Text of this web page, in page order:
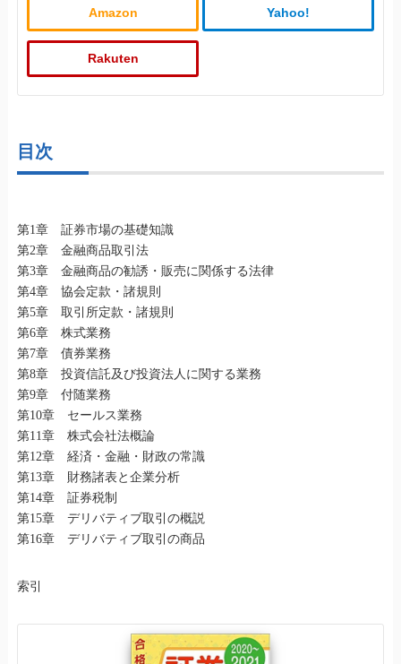
Amazon Yahoo!
Rakuten
目次
第1章 証券市場の基礎知識
第2章 金融商品取引法
第3章 金融商品の勧誘・販売に関係する法律
第4章 協会定款・諸規則
第5章 取引所定款・諸規則
第6章 株式業務
第7章 債券業務
第8章 投資信託及び投資法人に関する業務
第9章 付随業務
第10章 セールス業務
第11章 株式会社法概論
第12章 経済・金融・財政の常識
第13章 財務諸表と企業分析
第14章 証券税制
第15章 デリバティブ取引の概説
第16章 デリバティブ取引の商品
索引